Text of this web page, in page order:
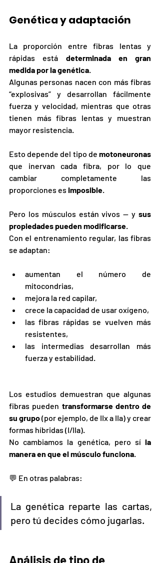
Genética y adaptación
La proporción entre fibras lentas y
rápidas está determinada en gran
medida por la genética.
Algunas personas nacen con más fibras
“explosivas” y desarrollan fácilmente
fuerza y velocidad, mientras que otras
tienen más fibras lentas y muestran
mayor resistencia.
Esto depende del tipo de motoneuronas
que inervan cada fibra, por lo que
cambiar completamente las
proporciones es imposible.
Pero los músculos están vivos — y sus
propiedades pueden modificarse.
Con el entrenamiento regular, las fibras
se adaptan:
aumentan el número de
mitocondrias,
mejora la red capilar,
crece la capacidad de usar oxígeno,
las fibras rápidas se vuelven más
resistentes,
las intermedias desarrollan más
fuerza y estabilidad.
Los estudios demuestran que algunas
fibras pueden transformarse dentro de
su grupo (por ejemplo, de IIx a IIa) y crear
formas híbridas (I/IIa).
No cambiamos la genética, pero sí la
manera en que el músculo funciona.
💬 En otras palabras:
La genética reparte las cartas,
pero tú decides cómo jugarlas.
Análisis de tipo de